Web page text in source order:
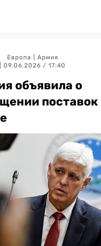
Европа
Армия
| 09.06.2026 / 17:40
объявила о